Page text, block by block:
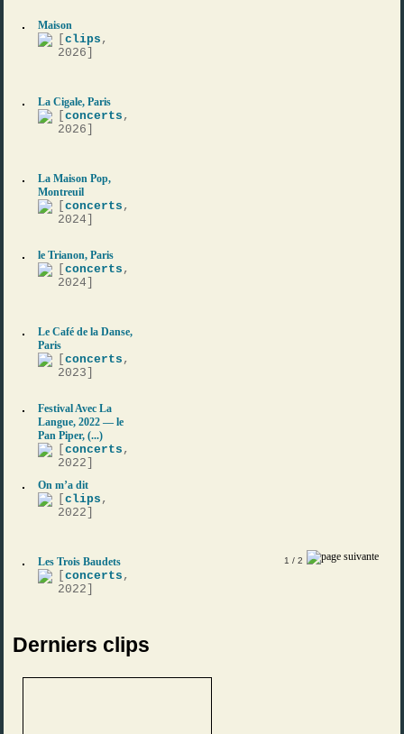
Maison
[clips ,
2026]
La Cigale, Paris
[concerts ,
2026]
La Maison Pop,
Montreuil
[concerts ,
2024]
le Trianon, Paris
[concerts ,
2024]
Le Café de la Danse,
Paris
[concerts ,
2023]
Festival Avec La
Langue, 2022 — le
Pan Piper, (...)
[concerts ,
2022]
On m’a dit
[clips ,
2022]
Les Trois Baudets
[concerts ,
2022]
1 / 2
Derniers clips